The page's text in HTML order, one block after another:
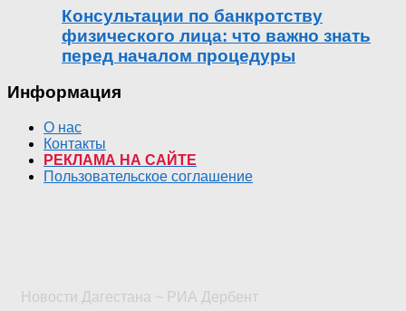
Консультации по банкротству
физического лица: что важно знать
перед началом процедуры
Информация
О нас
Контакты
РЕКЛАМА НА САЙТЕ
Пользовательское соглашение
Новости Дагестана ~ РИА Дербент